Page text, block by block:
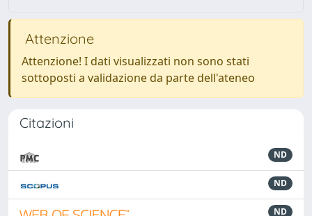
Attenzione
Attenzione! I dati visualizzati non sono stati
sottoposti a validazione da parte dell'ateneo
Citazioni
ND
ND
ND